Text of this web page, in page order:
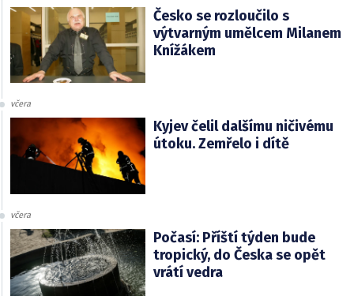
Česko se rozloučilo s
výtvarným umělcem Milanem
Knížákem
včera
Kyjev čelil dalšímu ničivému
útoku. Zemřelo i dítě
včera
Počasí: Příští týden bude
tropický, do Česka se opět
vrátí vedra